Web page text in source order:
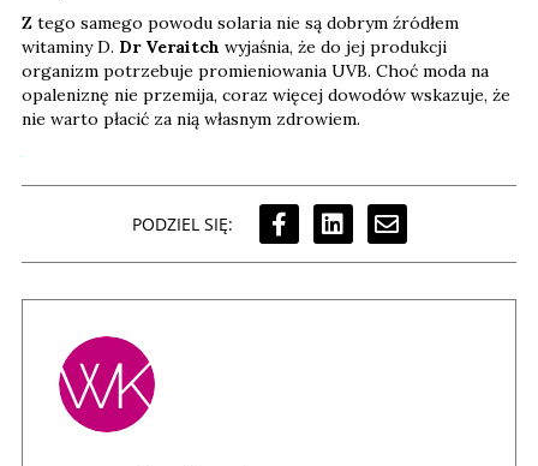
Z tego samego powodu solaria nie są dobrym źródłem
witaminy D. Dr Veraitch wyjaśnia, że do jej produkcji
organizm potrzebuje promieniowania UVB. Choć moda na
opaleniznę nie przemija, coraz więcej dowodów wskazuje, że
nie warto płacić za nią własnym zdrowiem.
PODZIEL SIĘ: